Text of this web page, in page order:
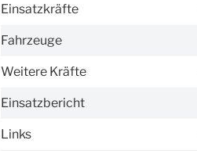
Einsatzkräfte
Fahrzeuge
Weitere Kräfte
Einsatzbericht
Links